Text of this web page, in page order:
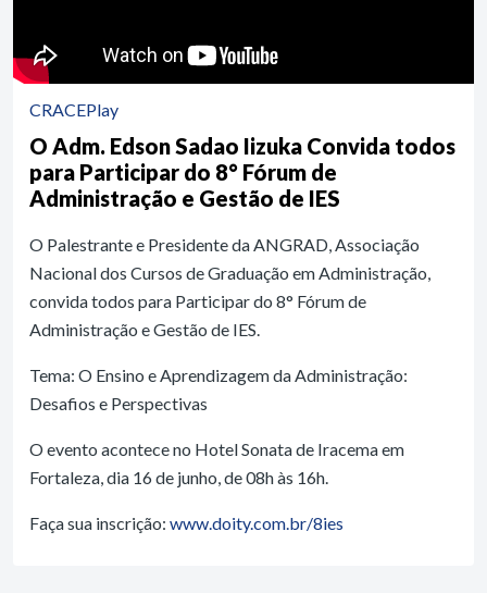
CRACEPlay
O Adm. Edson Sadao Iizuka Convida todos
para Participar do 8° Fórum de
Administração e Gestão de IES
O Palestrante e Presidente da ANGRAD, Associação
Nacional dos Cursos de Graduação em Administração,
convida todos para Participar do 8° Fórum de
Administração e Gestão de IES.
Tema: O Ensino e Aprendizagem da Administração:
Desafios e Perspectivas
O evento acontece no Hotel Sonata de Iracema em
Fortaleza, dia 16 de junho, de 08h às 16h.
Faça sua inscrição: www.doity.com.br/8ies